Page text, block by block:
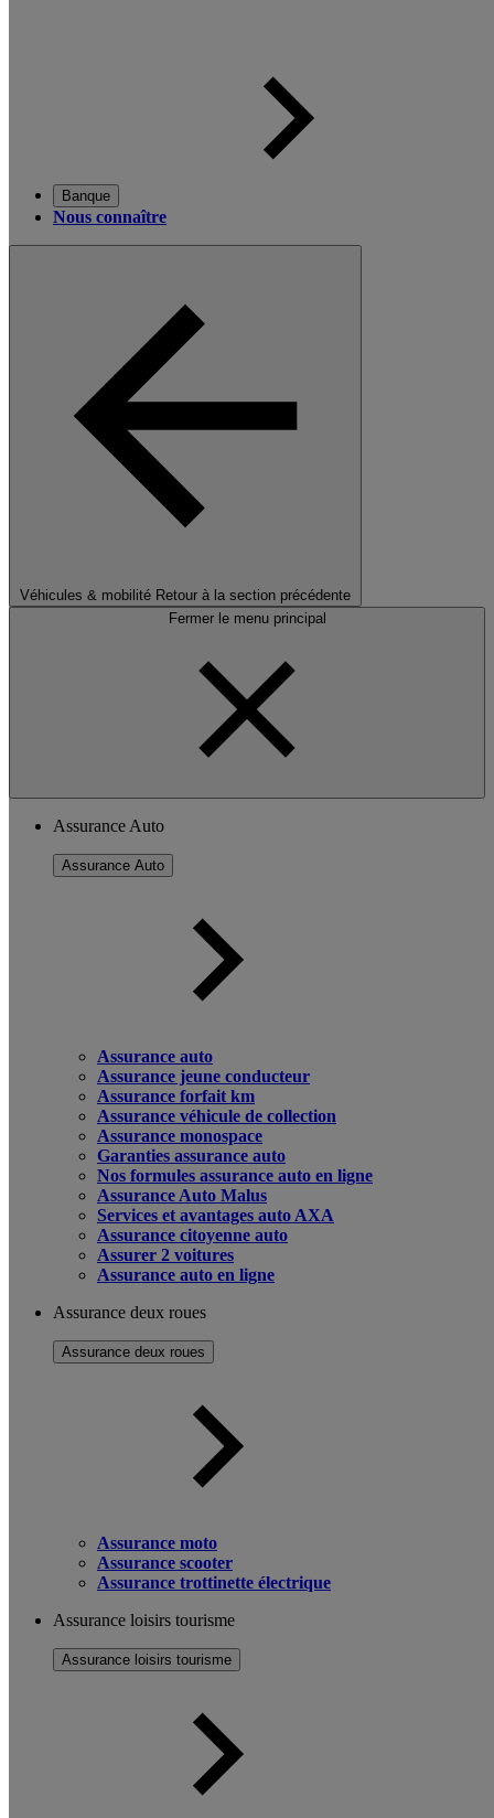
Banque
Nous connaître
Véhicules & mobilité Retour à la section précédente
Fermer le menu principal
Assurance Auto
Assurance Auto
Assurance auto
Assurance jeune conducteur
Assurance forfait km
Assurance véhicule de collection
Assurance monospace
Garanties assurance auto
Nos formules assurance auto en ligne
Assurance Auto Malus
Services et avantages auto AXA
Assurance citoyenne auto
Assurer 2 voitures
Assurance auto en ligne
Assurance deux roues
Assurance deux roues
Assurance moto
Assurance scooter
Assurance trottinette électrique
Assurance loisirs tourisme
Assurance loisirs tourisme